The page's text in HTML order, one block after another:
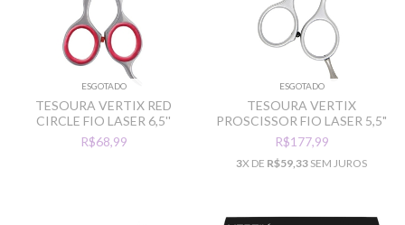
ESGOTADO
TESOURA VERTIX RED
CIRCLE FIO LASER 6,5''
R$68,99
ESGOTADO
TESOURA VERTIX
PROSCISSOR FIO LASER 5,5"
R$177,99
3X DE R$59,33 SEM JUROS